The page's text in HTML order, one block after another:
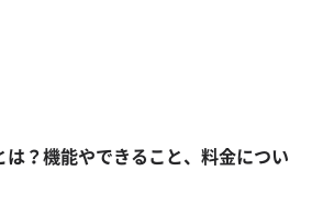
？機能やできること、料金につい